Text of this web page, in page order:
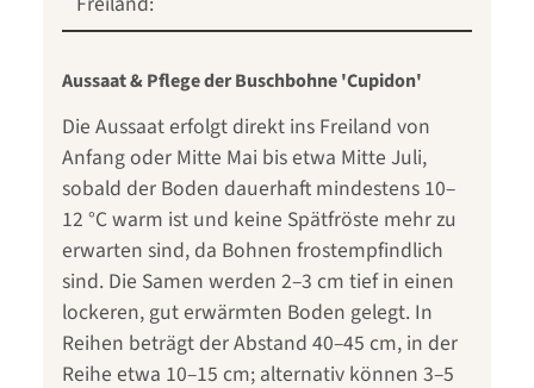
Aussaat & Pflege der Buschbohne 'Cupidon'
Die Aussaat erfolgt direkt ins Freiland von
Anfang oder Mitte Mai bis etwa Mitte Juli,
sobald der Boden dauerhaft mindestens 10–
12 °C warm ist und keine Spätfröste mehr zu
erwarten sind, da Bohnen frostempfindlich
sind. Die Samen werden 2–3 cm tief in einen
lockeren, gut erwärmten Boden gelegt. In
Reihen beträgt der Abstand 40–45 cm, in der
Reihe etwa 10–15 cm; alternativ können 3–5